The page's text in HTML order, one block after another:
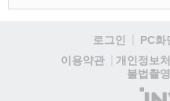
로그인 PC화
이용약관
개인정보
불법촬